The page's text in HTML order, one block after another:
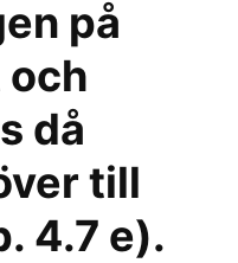
på
och
då
till
4.7 e).